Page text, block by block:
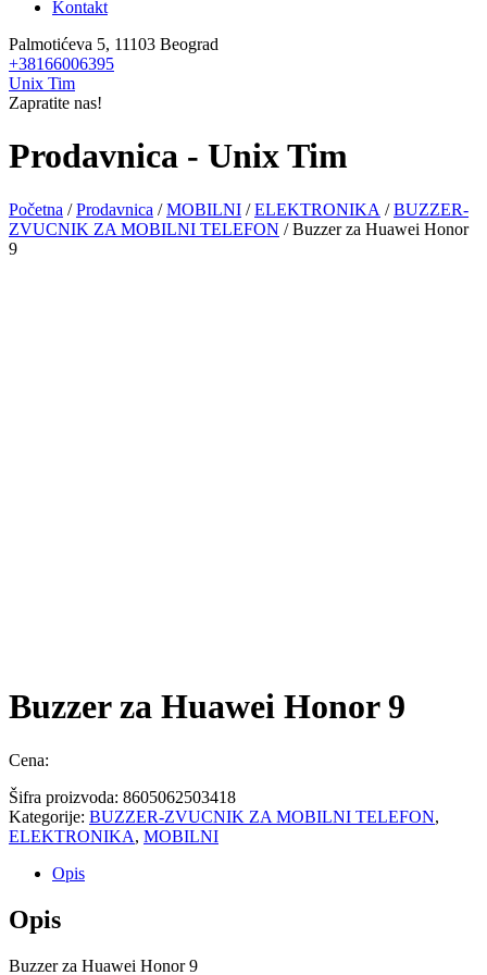
Kontakt
Palmotićeva 5, 11103 Beograd
+38166006395
Unix Tim
Zapratite nas!
Prodavnica - Unix Tim
Početna /Prodavnica /MOBILNI /ELEKTRONIKA /BUZZER-
ZVUCNIK ZA MOBILNI TELEFON / Buzzer za Huawei Honor
9
Buzzer za Huawei Honor 9
Cena:
Šifra proizvoda: 8605062503418
Kategorije: BUZZER-ZVUCNIK ZA MOBILNI TELEFON,
ELEKTRONIKA, MOBILNI
Opis
Opis
Buzzer za Huawei Honor 9